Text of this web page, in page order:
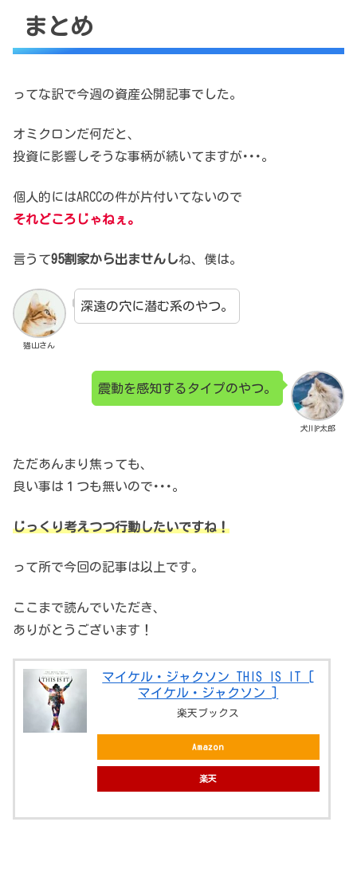
まとめ
ってな訳で今週の資産公開記事でした。
オミクロンだ何だと、
投資に影響しそうな事柄が続いてますが･･･。
個人的にはARCCの件が片付いてないので
それどころじゃねぇ。
言うて95割家から出ませんしね、僕は。
猫山さん
深遠の穴に潜む系のやつ。
犬川P太郎
震動を感知するタイプのやつ。
ただあんまり焦っても、
良い事は１つも無いので･･･。
じっくり考えつつ行動したいですね！
って所で今回の記事は以上です。
ここまで読んでいただき、
ありがとうございます！
マイケル・ジャクソン THIS IS IT [
マイケル・ジャクソン ]
楽天ブックス
Amazon
楽天